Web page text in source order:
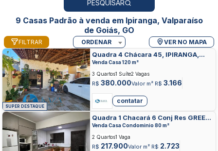
PESQUISAR
9 Casas Padrão à venda em Ipiranga, Valparaíso
de Goiás, GO
FILTRAR ORDENAR VER NO MAPA
SUPER DESTAQUE
Quadra 4 Chácara 45, IPIRANGA,
VALPARAISO DE GOIAS
Venda Casa 120 m²
R$ 380.000Valor m² R$ 3.166
3 Quartos1 Suíte2 Vagas
contatar
Quadra 1 Chacará 6 Conj Res GREEN
PARK II, IPIRANGA, VALPARAISO DE
Venda Casa Condominio 80 m²
R$ 217.900Valor m² R$ 2.723
2 Quartos1 Vaga